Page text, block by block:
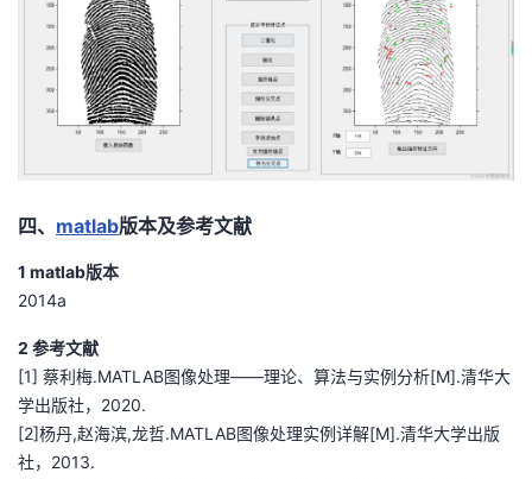
四、 matlab版本及参考文献
1 matlab版本
2014a
2 参考文献
[1] 蔡利梅.MATLAB图像处理——理论、算法与实例分析[M].清华大
学出版社，2020.
[2]杨丹,赵海滨,龙哲.MATLAB图像处理实例详解[M].清华大学出版
社，2013.